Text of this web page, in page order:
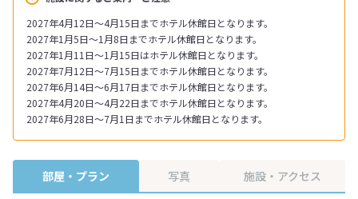
2027年4月12日～4月15日までホテル休館日となります。
2027年1月5日～1月8日までホテル休館日となります。
2027年1月11日～1月15日はホテル休館日となります。
2027年7月12日～7月15日までホテル休館日となります。
2027年6月14日～6月17日までホテル休館日となります。
2027年4月20日～4月22日までホテル休館日となります。
2027年6月28日～7月1日までホテル休館日となります。
部屋・プラン 写真 施設・アクセス